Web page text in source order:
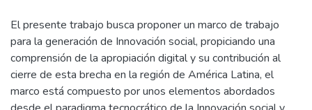
El presente trabajo busca proponer un marco de trabajo
para la generación de Innovación social, propiciando una
comprensión de la apropiación digital y su contribución al
cierre de esta brecha en la región de América Latina, el
marco está compuesto por unos elementos abordados